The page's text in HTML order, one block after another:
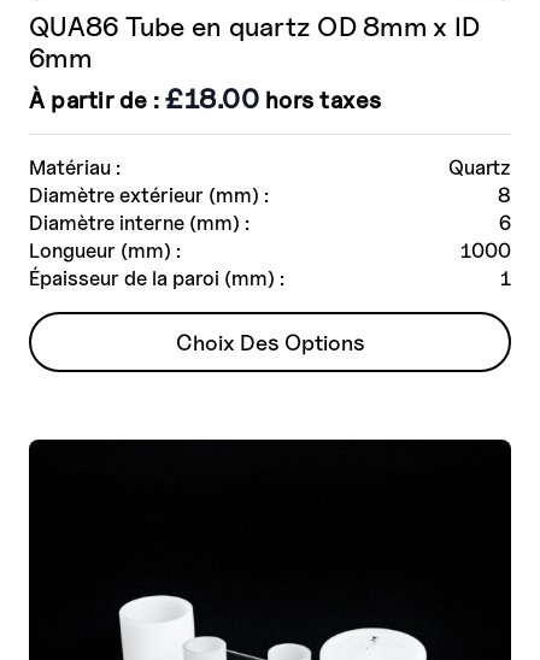
Matériau :
Quartz
Diamètre extérieur (mm) :
8
Diamètre interne (mm) :
6
Longueur (mm) :
1000
Épaisseur de la paroi (mm) :
1
QUA86 Tube en quartz OD 8mm x ID
6mm
À partir de : £18.00 hors taxes
Choix Des Options
Ce
produit
variantes.